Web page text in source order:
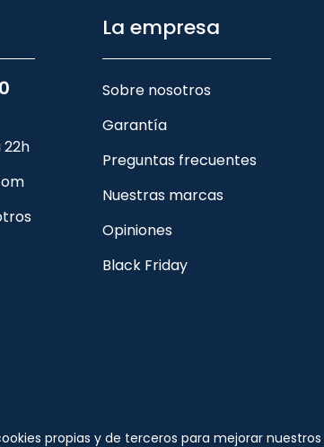
22h
La empresa
Sobre nosotros
Garantía
Preguntas frecuentes
Nuestras marcas
Opiniones
Black Friday
propias y de terceros para mejorar
©